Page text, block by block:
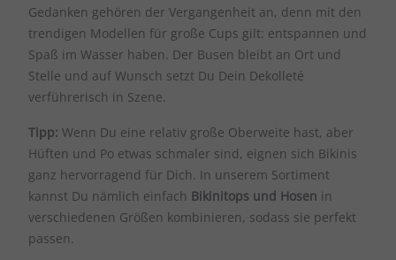
Gedanken gehören der Vergangenheit an, denn mit den
trendigen Modellen für große Cups gilt: entspannen und
Spaß im Wasser haben. Der Busen bleibt an Ort und
Stelle und auf Wunsch setzt Du Dein Dekolleté
verführerisch in Szene.
Tipp: Wenn Du eine relativ große Oberweite hast, aber
Hüften und Po etwas schmaler sind, eignen sich Bikinis
ganz hervorragend für Dich. In unserem Sortiment
kannst Du nämlich einfach Bikinitops und Hosen in
verschiedenen Größen kombinieren, sodass sie perfekt
passen.